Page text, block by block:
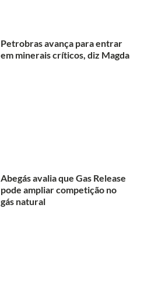
Petrobras avança para entrar
em minerais críticos, diz Magda
Abegás avalia que Gas Release
pode ampliar competição no
gás natural